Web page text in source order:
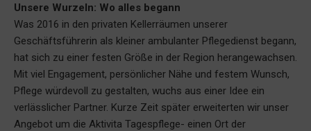
Unsere Wurzeln: Wo alles begann
Was 2016 in den privaten Kellerräumen unserer
Geschäftsführerin als kleiner ambulanter Pflegedienst begann,
hat sich zu einer festen Größe in der Region herangewachsen.
Mit viel Engagement, persönlicher Nähe und festem Wunsch,
Pflege würdevoll zu gestalten, wuchs aus einer Idee ein
verlässlicher Partner. Kurze Zeit später erweiterten wir unser
Angebot um die Aktivita Tagespflege- einen Ort der